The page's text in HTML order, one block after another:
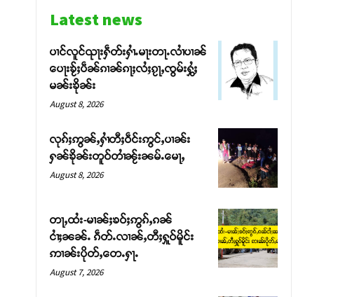
Latest news
ပၢင်လူင်ၺႃးႁဵတ်းႁၢႆႉမႃးတႃႉလၢႆပၢၼ် ​​
ပေႃးၶႂ်ႈပဵၼ်ၵၢၼ်ၵႃႈလႆႈၵႂႃႇၸွမ်းႁွႆႈ
မၼ်းၶိုၼ်း
August 8, 2026
လုၵ်ႈဢွၼ်ႇႁၢႆတီႈဝဵင်းဢွင်ႇပၢၼ်း
ႁၼ်ၶိုၼ်းတူဝ်တၢႆၼႂ်းၼမ်ႉမေႃႇ
August 8, 2026
တႃႇထႆး-မၢၼ်ႈၶဝ်ႈဢွၵ်ႇၵၼ်
ငၢႆႈၼၼ်ႉ ၵဵတ်ႉလၢၼ်ႇတီႈႁူဝ်မိူင်း
ဢၢၼ်းပိုတ်ႇတေႉႁႃႉ
August 7, 2026